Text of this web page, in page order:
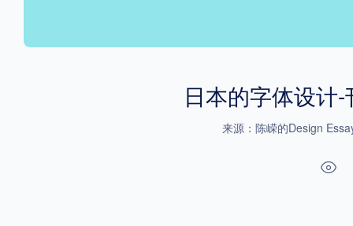
外观
日本的字体设计
来源：陈嵘的Design